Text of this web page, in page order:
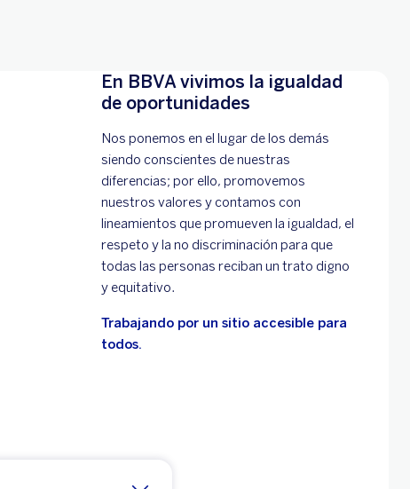
En BBVA vivimos la igualdad
de oportunidades
Nos ponemos en el lugar de los demás
siendo conscientes de nuestras
diferencias; por ello, promovemos
nuestros valores y contamos con
lineamientos que promueven la igualdad, el
respeto y la no discriminación para que
todas las personas reciban un trato digno
y equitativo.
Trabajando por un sitio accesible para
todos.